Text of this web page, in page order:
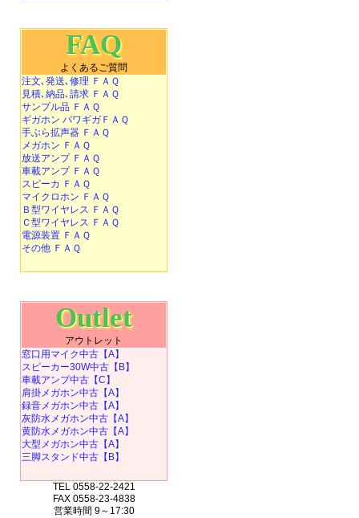
FAQ
よくあるご質問
注文､発送､修理 ＦＡＱ
見積､納品､請求 ＦＡＱ
サンプル品 ＦＡＱ
ギガホン パワギガＦＡＱ
手ぶら拡声器 ＦＡＱ
メガホン ＦＡＱ
放送アンプ ＦＡＱ
車載アンプ ＦＡＱ
スピーカ ＦＡＱ
マイクロホン ＦＡＱ
Ｂ型ワイヤレス ＦＡＱ
Ｃ型ワイヤレス ＦＡＱ
電源装置 ＦＡＱ
その他 ＦＡＱ
Outlet
アウトレット
窓口用マイク中古【A】
スピーカー30W中古【B】
車載アンプ中古【C】
肩掛メガホン中古【A】
録音メガホン中古【A】
灰防水メガホン中古【A】
黄防水メガホン中古【A】
大型メガホン中古【A】
三脚スタンド中古【B】
TEL 0558-22-2421
FAX 0558-23-4838
営業時間 9～17:30